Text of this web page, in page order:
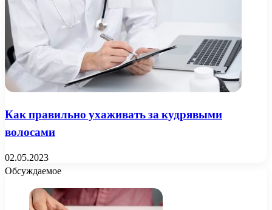
Как правильно ухаживать за кудрявыми
волосами
02.05.2023
Обсуждаемое